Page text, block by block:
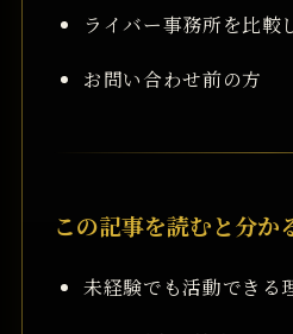
ライバー事務所を比較
お問い合わせ前の方
この記事を読むと分か
未経験でも活動できる